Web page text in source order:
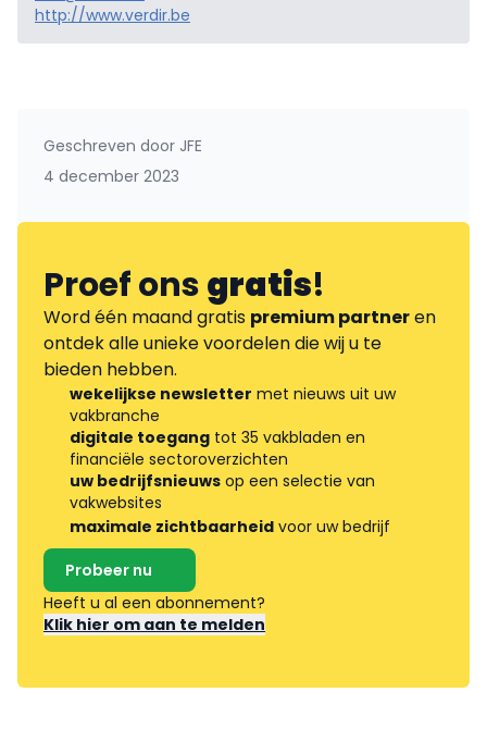
http://www.verdir.be
Geschreven door JFE
4 december 2023
Proef onsgratis!
Word één maand gratis premium partneren
ontdek alle unieke voordelen die wij u te
bieden hebben.
wekelijkse newsletter met nieuws uit uw
vakbranche
digitale toegang tot 35 vakbladen en
financiële sectoroverzichten
uw bedrijfsnieuws op een selectie van
vakwebsites
maximale zichtbaarheid voor uw bedrijf
Probeer nu
Heeft u al een abonnement?
Klik hier om aan te melden